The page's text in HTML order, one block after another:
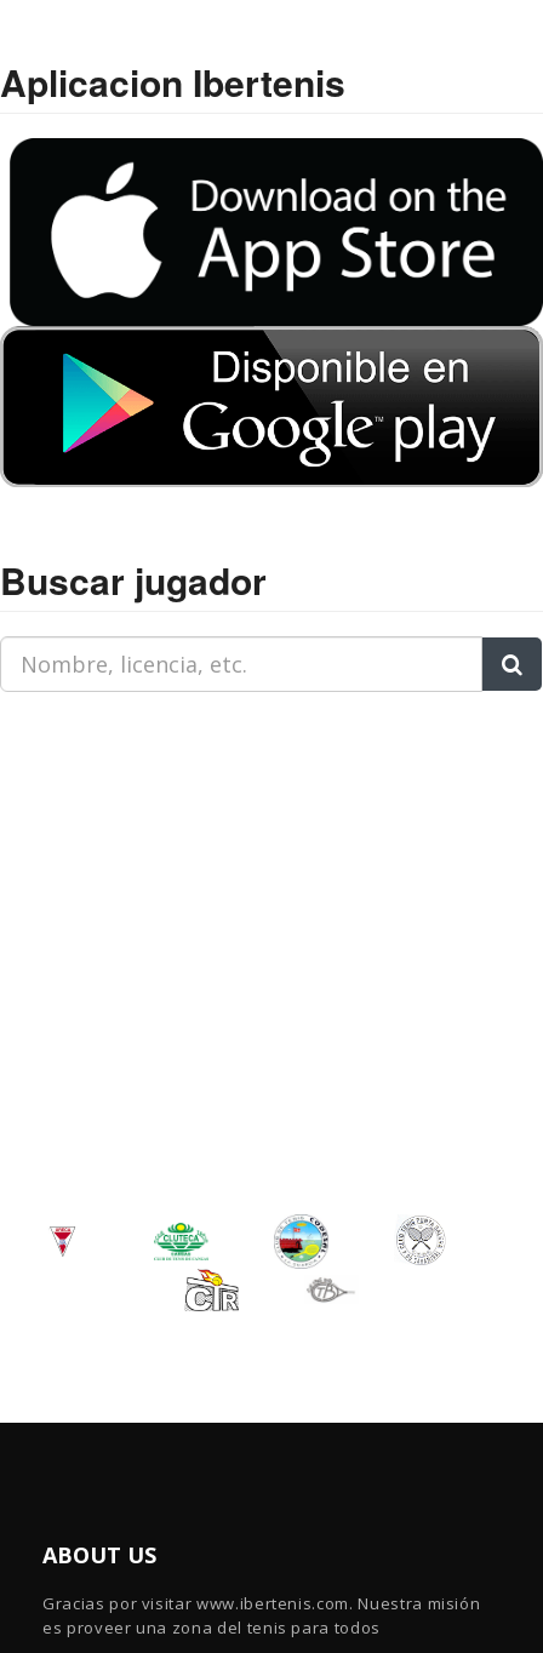
Aplicacion Ibertenis
Buscar jugador
ABOUT US
Gracias por visitar www.ibertenis.com. Nuestra misión
es proveer una zona del tenis para todos